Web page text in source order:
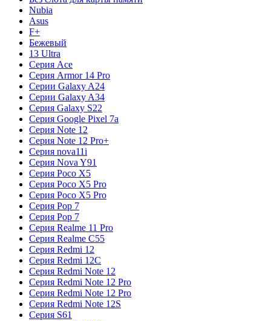
Nubia
Asus
F+
Бежевый
13 Ultra
Серия Ace
Серия Armor 14 Pro
Серии Galaxy A24
Серии Galaxy A34
Серия Galaxy S22
Серия Google Pixel 7a
Серия Note 12
Серия Note 12 Pro+
Серия nova11i
Серия Nova Y91
Серия Poco X5
Серия Poco X5 Pro
Серия Poco X5 Pro
Серия Pop 7
Серия Pop 7
Серия Realme 11 Pro
Серия Realme C55
Серия Redmi 12
Серия Redmi 12C
Серия Redmi Note 12
Серия Redmi Note 12 Pro
Серия Redmi Note 12 Pro
Серия Redmi Note 12S
Серия S61